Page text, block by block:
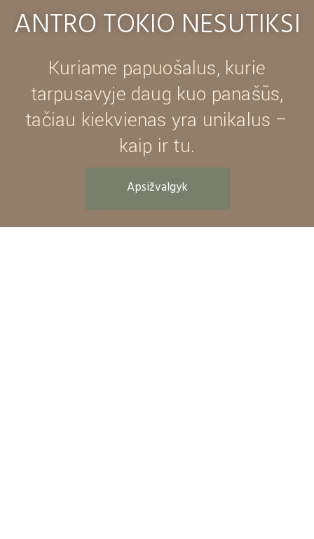
ANTRO TOKIO NESUTIKSI
Kuriame papuošalus, kurie
tarpusavyje daug kuo panašūs,
tačiau kiekvienas yra unikalus –
kaip ir tu.
Apsižvalgyk